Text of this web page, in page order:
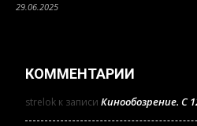
29.06.2025
КОММЕНТАРИИ
strelok к записи Кинообозрение. С